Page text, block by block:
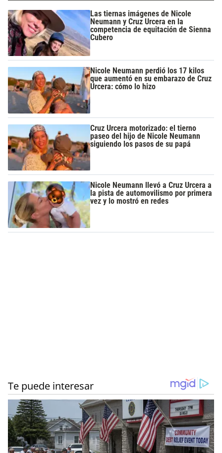
Las tiernas imágenes de Nicole
Neumann y Cruz Urcera en la
competencia de equitación de Sienna
Cubero
Nicole Neumann perdió los 17 kilos
que aumentó en su embarazo de Cruz
Urcera: cómo lo hizo
Cruz Urcera motorizado: el tierno
paseo del hijo de Nicole Neumann
siguiendo los pasos de su papá
Nicole Neumann llevó a Cruz Urcera a
la pista de automovilismo por primera
vez y lo mostró en redes